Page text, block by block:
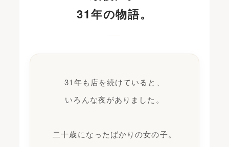
31年の物語。
31年も店を続けていると、
いろんな夜がありました。
二十歳になったばかりの女の子。